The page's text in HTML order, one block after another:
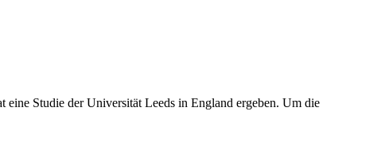
eine Studie der Universität Leeds in England ergeben. Um die